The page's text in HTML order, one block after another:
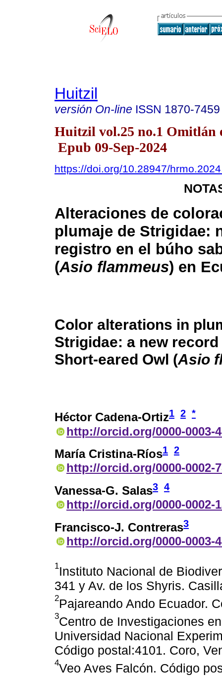
Huitzil
versión On-line ISSN 1870-7459
Huitzil vol.25 no.1 Omitlán
Epub 09-Sep-2024
https://doi.org/10.28947/
Alteraciones de
plumaje de Strigidae:
registro en el búho
(Asio flammeus) en
Color alterations in
Strigidae: a new
Short-eared Owl (Asio
Héctor Cadena-Ortiz1 2 *
http://orcid.org/0000-0003-
María Cristina-Ríos1 2
http://orcid.org/0000-0002-
Vanessa-G. Salas3 4
http://orcid.org/0000-0002-
Francisco-J. Contreras3
http://orcid.org/0000-0003-
1Instituto Nacional de
341 y Av. de los Shyris.
2Pajareando Ando Ecuador.
3Centro de Investigaciones
Universidad Nacional
Código postal:4101. Coro,
4Veo Aves Falcón. Código